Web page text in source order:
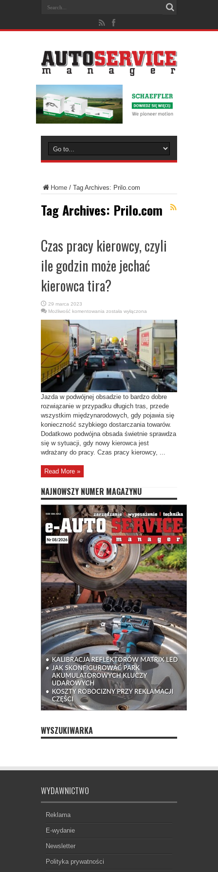
Home / Tag Archives: Prilo.com
Tag Archives: Prilo.com
Czas pracy kierowcy, czyli
ile godzin może jechać
kierowca tira?
29 marca 2023
Możliwość komentowania Czas
kierowcy,
godzin
może
jechać
kierowca
tira?
została wyłączona
Jazda w podwójnej obsadzie to bardzo dobre
rozwiązanie w przypadku długich tras, przede
wszystkim międzynarodowych, gdy pojawia się
konieczność szybkiego dostarczania towarów.
Dodatkowo podwójna obsada świetnie sprawdza
się w sytuacji, gdy nowy kierowca jest
wdrażany do pracy. Czas pracy kierowcy, ...
Read More »
NAJNOWSZY NUMER MAGAZYNU
WYSZUKIWARKA
WYDAWNICTWO
Reklama
E-wydanie
Newsletter
Polityka prywatności